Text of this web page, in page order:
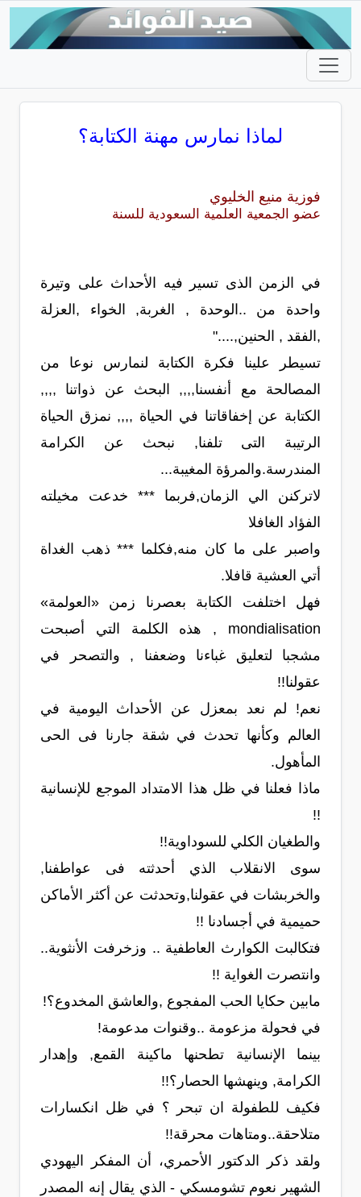
لماذا نمارس مهنة الكتابة؟
فوزية منيع الخليوي
عضو الجمعية العلمية السعودية للسنة
في الزمن الذى تسير فيه الأحداث على وتيرة
واحدة من ..الوحدة , الغربة, الخواء ,العزلة
,الفقد , الحنين,...."
تسيطر علينا فكرة الكتابة لنمارس نوعا من
المصالحة مع أنفسنا,,,, البحث عن ذواتنا ,,,,
الكتابة عن إخفاقاتنا في الحياة ,,,, نمزق الحياة
الرتيبة التى تلفنا, نبحث عن الكرامة
المندرسة.والمرؤة المغيبة...
لاتركنن الي الزمان,فربما *** خدعت مخيلته
الفؤاد الغافلا
واصبر على ما كان منه,فكلما *** ذهب الغداة
أتي العشية قافلا.
فهل اختلفت الكتابة بعصرنا زمن «العولمة»
mondialisation , هذه الكلمة التي أصبحت
مشجبا لتعليق غباءنا وضعفنا , والتصحر في
عقولنا!!
نعم! لم نعد بمعزل عن الأحداث اليومية في
العالم وكأنها تحدث في شقة جارنا فى الحى
المأهول.
ماذا فعلنا في ظل هذا الامتداد الموجع للإنسانية
!!
والطغيان الكلي للسوداوية!!
سوى الانقلاب الذي أحدثته فى عواطفنا,
والخربشات في عقولنا,وتحدثت عن أكثر الأماكن
حميمية في أجسادنا !!
فتكالبت الكوارث العاطفية .. وزخرفت الأنثوية..
وانتصرت الغواية !!
مابين حكايا الحب المفجوع ,والعاشق المخدوع؟!
في فحولة مزعومة ..وقنوات مدعومة!
بينما الإنسانية تطحنها ماكينة القمع, وإهدار
الكرامة, وينهشها الحصار؟!!
فكيف للطفولة ان تبحر ؟ في ظل انكسارات
متلاحقة..ومتاهات محرقة!!
ولقد ذكر الدكتور الأحمري، أن المفكر اليهودي
الشهير نعوم تشومسكي - الذي يقال إنه المصدر